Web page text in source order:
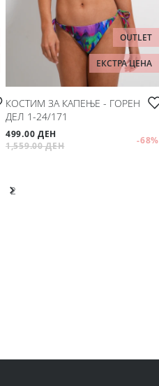
OUTLET
ЕКСТРА ЦЕНА
КОСТИМ ЗА КАПЕЊЕ - ГОРЕН
ДЕЛ 1-24/171
499.00 ДЕН
1,559.00 ДЕН
-68%
2